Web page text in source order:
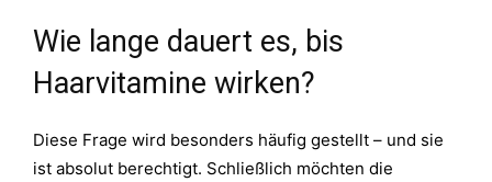
Wie lange dauert es, bis
Haarvitamine wirken?
Diese Frage wird besonders häufig gestellt – und sie
ist absolut berechtigt. Schließlich möchten die